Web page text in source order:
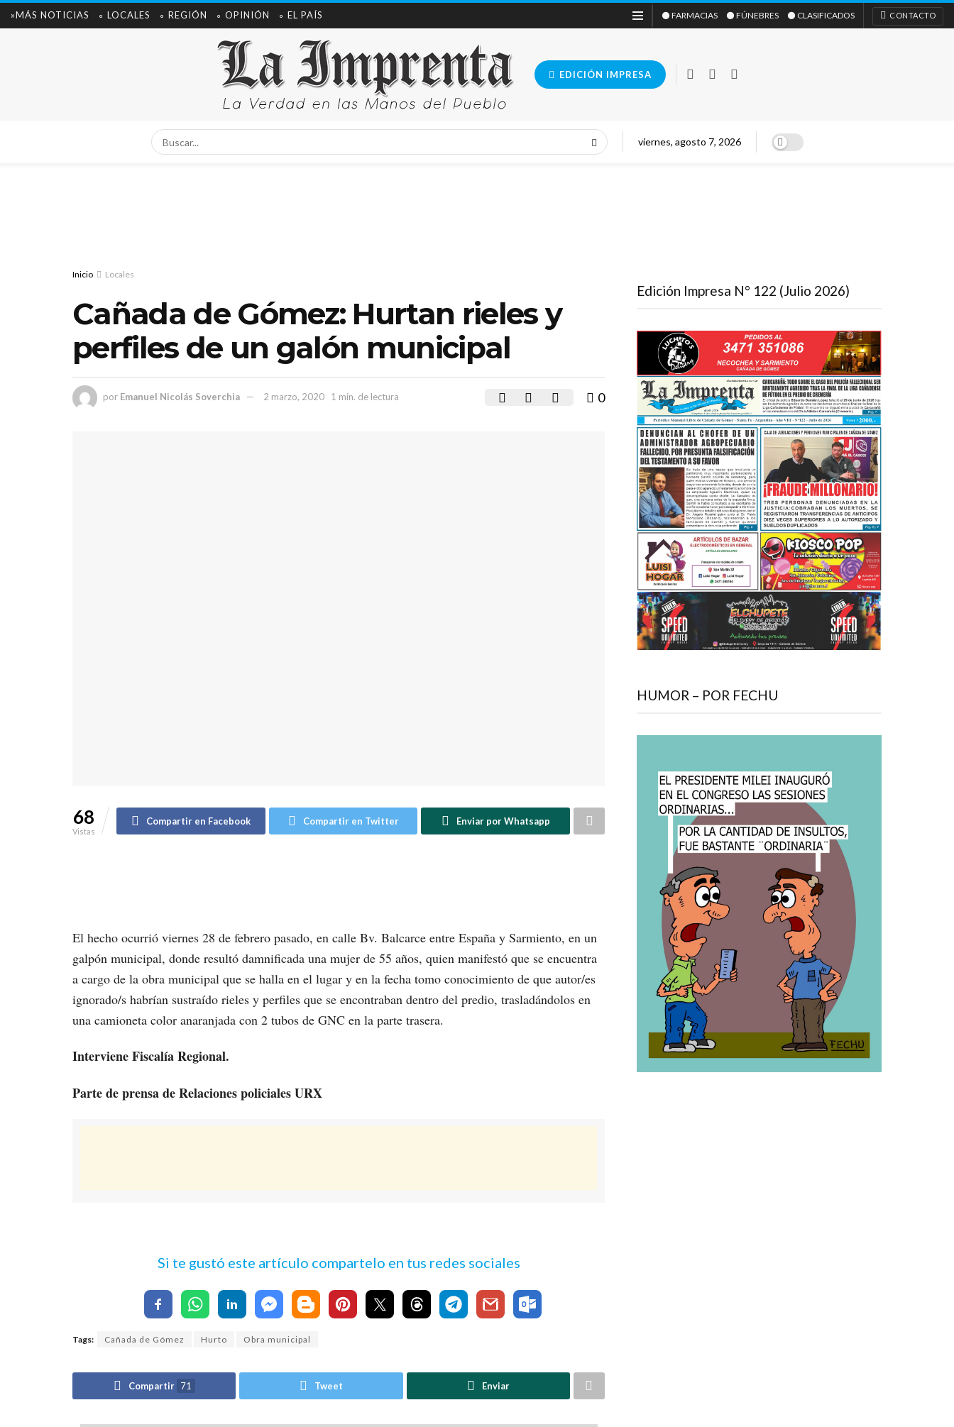
»MÁS NOTICIAS ∘ LOCALES ∘ REGIÓN ∘ OPINIÓN ∘ EL PAÍS ⚫ FARMACIAS ⚫ FÚNEBRES ⚫ CLASIFICADOS CONTACTO
EDICIÓN IMPRESA
viernes, agosto 7, 2026
Inicio Locales
Cañada de Gómez: Hurtan rieles y
perfiles de un galón municipal
por Emanuel Nicolás Soverchia 2 marzo, 2020 1 min. de lectura 0
68
Vistas
Compartir en Facebook Compartir en Twitter Enviar por Whatsapp
El hecho ocurrió viernes 28 de febrero pasado, en calle Bv. Balcarce entre España y Sarmiento, en un
galpón municipal, donde resultó damnificada una mujer de 55 años, quien manifestó que se encuentra
a cargo de la obra municipal que se halla en el lugar y en la fecha tomo conocimiento de que autor/es
ignorado/s habrían sustraído rieles y perfiles que se encontraban dentro del predio, trasladándolos en
una camioneta color anaranjada con 2 tubos de GNC en la parte trasera.
Interviene Fiscalía Regional.
Parte de prensa de Relaciones policiales URX
Si te gustó este artículo compartelo en tus redes sociales
Tags: Cañada de Gómez Hurto Obra municipal
Compartir 71 Tweet Enviar
Edición Impresa N° 122 (Julio 2026)
HUMOR – POR FECHU